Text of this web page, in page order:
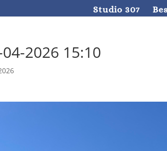
Studio 307
2026 15:10